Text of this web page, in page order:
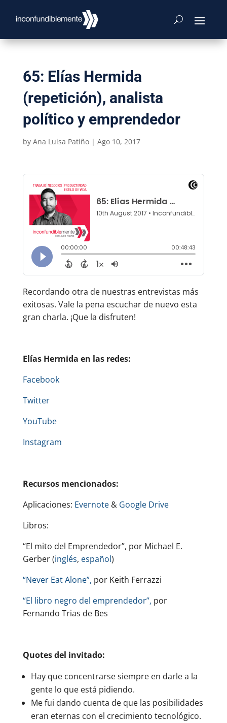
65: Elías Hermida
(repetición), analista
político y emprendedor
by Ana Luisa Patiño| Ago 10, 2017
Recordando otra de nuestras entrevistas más
exitosas. Vale la pena escuchar de nuevo esta
gran charla. ¡Que la disfruten!
Elías Hermida en las redes:
Facebook
Twitter
YouTube
Instagram
Recursos mencionados:
Aplicaciones: Evernote& Google Drive
Libros:
“El mito del Emprendedor”, por Michael E.
Gerber (inglés, español)
“Never Eat Alone”, por Keith Ferrazzi
“El libro negro del emprendedor”, por
Fernando Trias de Bes
Quotes del invitado:
Hay que concentrarse siempre en darle a la
gente lo que está pidiendo.
Me fui dando cuenta de que las posibilidades
eran eternas con el crecimiento tecnológico.